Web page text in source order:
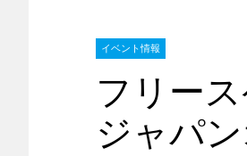
イベント情報
フリー
ジャパ